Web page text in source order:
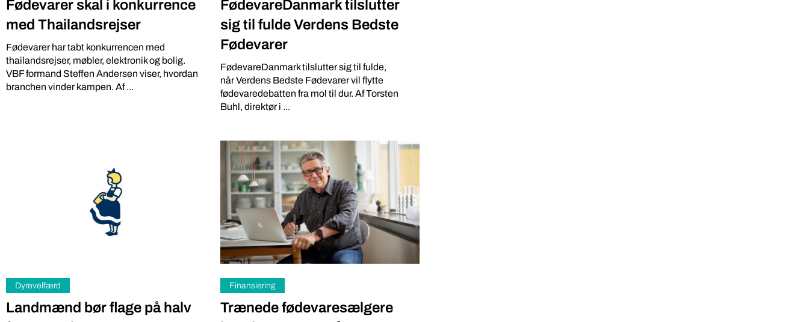
Fødevarer skal i konkurrence
med Thailandsrejser
Fødevarer har tabt konkurrencen med
thailandsrejser, møbler, elektronik og bolig.
VBF formand Steffen Andersen viser, hvordan
branchen vinder kampen. Af ...
FødevareDanmark tilslutter
sig til fulde Verdens Bedste
Fødevarer
FødevareDanmark tilslutter sig til fulde,
når Verdens Bedste Fødevarer vil flytte
fødevaredebatten fra mol til dur. Af Torsten
Buhl, direktør i ...
Dyrevelfærd
Landmænd bør flage på halv
Finansiering
Trænede fødevaresælgere